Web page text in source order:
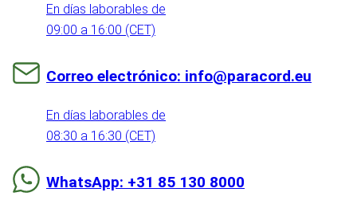
En días laborables de
09:00 a 16:00 (CET)
Correo electrónico: info@paracord.eu
En días laborables de
08:30 a 16:30 (CET)
WhatsApp: +31 85 130 8000